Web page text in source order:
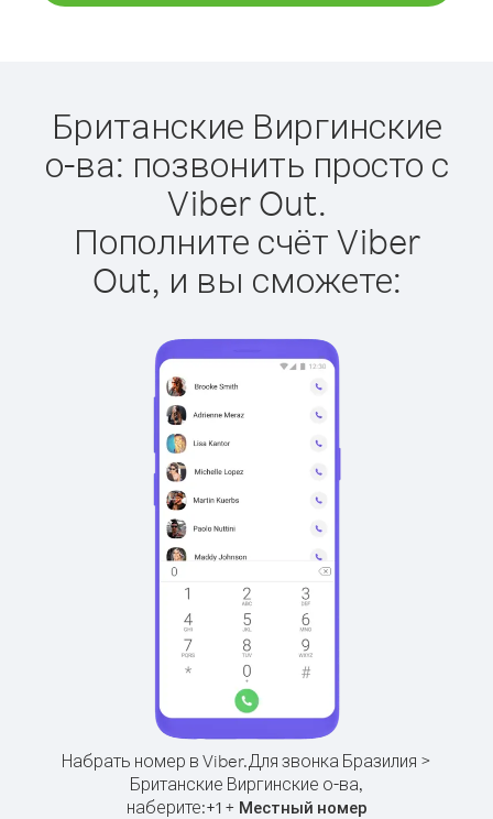
Британские Виргинские
о-ва: позвонить просто с
Viber Out.
Пополните счёт Viber
Out, и вы сможете:
Набрать номер в Viber.Для звонка Бразилия >
Британские Виргинские о-ва,
наберите:+1+ Местный номер